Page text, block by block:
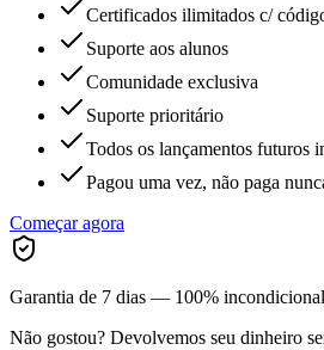
Certificados ilimitados c/
Suporte aos alunos
Comunidade exclusiva
Suporte prioritário
Todos os lançamentos futuros
Pagou uma vez, não paga
Começar agora
Garantia de 7 dias — 100% incondicional
Não gostou? Devolvemos seu dinheiro